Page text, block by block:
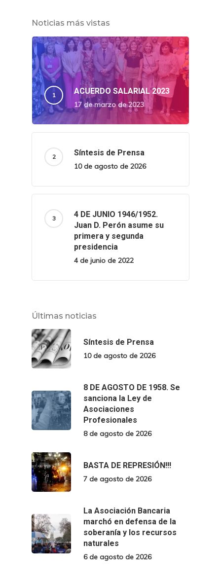
Noticias más vistas
ACUERDO SALARIAL 2023
17 de marzo de 2023
Síntesis de Prensa
10 de agosto de 2026
4 DE JUNIO 1946/1952.
Juan D. Perón asume su
primera y segunda
presidencia
4 de junio de 2022
Últimas noticias
Síntesis de Prensa
10 de agosto de 2026
8 DE AGOSTO DE 1958. Se
sanciona la Ley de
Asociaciones
Profesionales
8 de agosto de 2026
BASTA DE REPRESIÓN!!!
7 de agosto de 2026
La Asociación Bancaria
marchó en defensa de la
soberanía y los recursos
naturales
6 de agosto de 2026